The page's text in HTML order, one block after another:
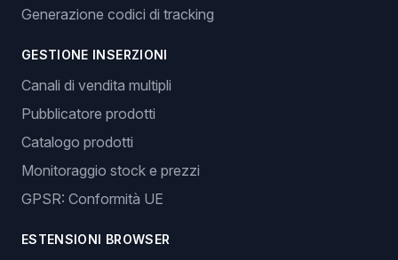
Generazione codici di tracking
GESTIONE INSERZIONI
Canali di vendita multipli
Pubblicatore prodotti
Catalogo prodotti
Monitoraggio stock e prezzi
GPSR: Conformità UE
ESTENSIONI BROWSER